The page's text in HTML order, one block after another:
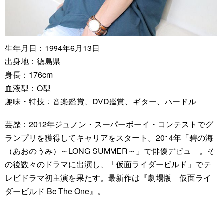
生年月日：1994年6月13日
出身地：徳島県
身長：176cm
血液型：O型
趣味・特技：音楽鑑賞、DVD鑑賞、ギター、ハードル
芸歴：2012年ジュノン・スーパーボーイ・コンテストでグ
ランプリを獲得してキャリアをスタート。2014年「碧の海
（あおのうみ）～LONG SUMMER～」で俳優デビュー。そ
の後数々のドラマに出演し、「仮面ライダービルド」でテ
レビドラマ初主演を果たす。最新作は『劇場版 仮面ライ
ダービルド Be The One』。